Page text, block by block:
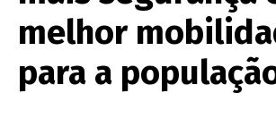
melhor
para a